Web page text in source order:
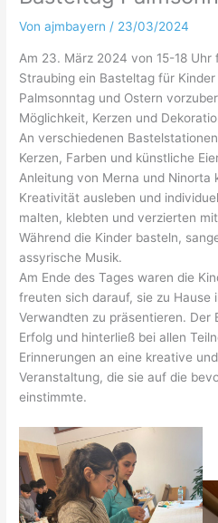
Vonajmbayern/ 23/03/2024
Am 23. März 2024 von 15-18 Uhr
Straubing ein Basteltag für
Palmsonntag und Ostern
Möglichkeit, Kerzen und
An verschiedenen
Kerzen, Farben und künstliche
Anleitung von Merna und Ninorta
Kreativität ausleben und
malten, klebten und verzierten
Während die Kinder basteln,
assyrische Musik.
Am Ende des Tages waren die
freuten sich darauf, sie zu Hause
Verwandten zu präsentieren. Der
Erfolg und hinterließ bei allen
Erinnerungen an eine kreative
Veranstaltung, die sie auf die
einstimmte.